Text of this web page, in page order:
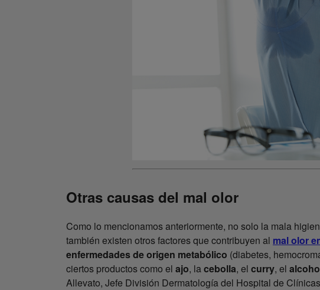
Otras causas del mal olor
Como lo mencionamos anteriormente, no solo la mala
también existen otros factores que contribuyen al mal olor
enfermedades de origen metabólico (diabetes,
ciertos productos como el ajo, lacebolla, el curry, el
Allevato, Jefe División Dermatología del Hospital de